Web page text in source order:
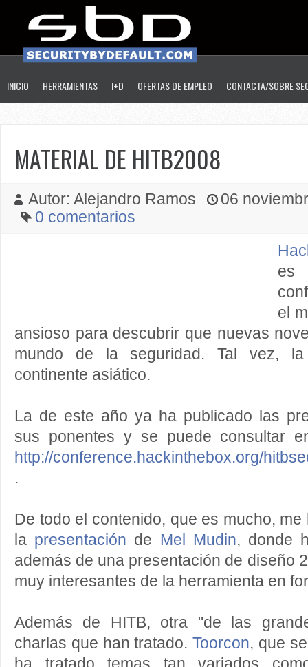
INICIO HERRAMIENTAS I+D OFERTAS DE EMPLEO CONTACTA/SOBRE
MATERIAL DE HITB2008
Autor: Alejandro Ramos
06
0 comentarios
el
ansioso para descubrir que nuevas
mundo de la seguridad. Tal vez,
continente asiático.
La de este año ya ha publicado las
sus ponentes y se puede consultar
http://conference.hackinthebox.org/
.
De todo el contenido, que es mucho,
la presentación de Mel Mudin, donde
además de una presentación de diseño
muy interesantes de la herramienta en
Además de HITB, otra "de las
charlas que han tratado.Toorcon, que